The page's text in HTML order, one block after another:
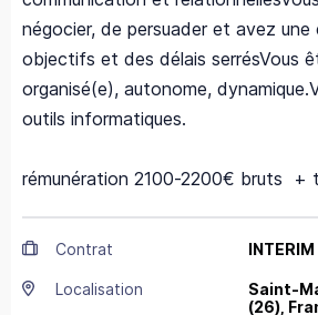
négocier, de persuader et avez une
objectifs et des délais serrésVous
organisé(e), autonome, dynamique.
outils informatiques.
rémunération 2100-2200€ bruts +
Contrat INTERIM
Localisation
Saint-
(26),